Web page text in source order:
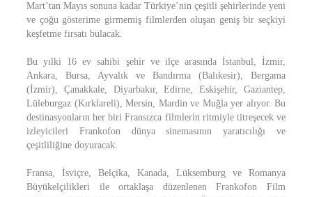
Mart’tan Mayıs sonuna kadar Türkiye’nin çeşitli şehirlerinde yeni
ve çoğu gösterime girmemiş filmlerden oluşan geniş bir seçkiyi
keşfetme fırsatı bulacak.
Bu yılki 16 ev sahibi şehir ve ilçe arasında İstanbul, İzmir,
Ankara, Bursa, Ayvalık ve Bandırma (Balıkesir), Bergama
(İzmir), Çanakkale, Diyarbakır, Edirne, Eskişehir, Gaziantep,
Lüleburgaz (Kırklareli), Mersin, Mardin ve Muğla yer alıyor. Bu
destinasyonların her biri Fransızca filmlerin ritmiyle titreşecek ve
izleyicileri Frankofon dünya sinemasının yaratıcılığı ve
çeşitliliğine doyuracak.
Fransa, İsviçre, Belçika, Kanada, Lüksemburg ve Romanya
Büyükelçilikleri ile ortaklaşa düzenlenen Frankofon Film